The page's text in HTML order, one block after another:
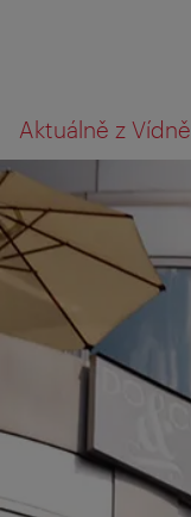
na
procházení
k obsahu
Aktuálně z Vídně